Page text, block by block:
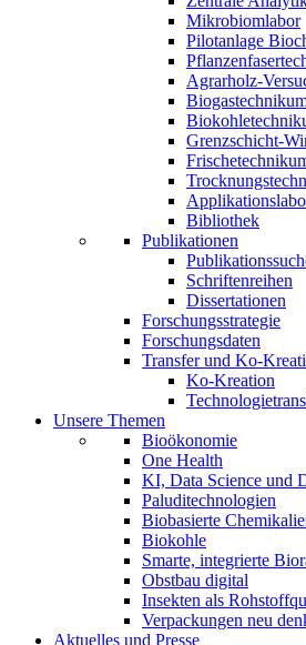
Mikrobiomlabor
Pilotanlage
Agrarholz-
Grenzschicht-
Bibliothek
Publikationen
Schriftenreihen
Dissertationen
Forschungsstrategie
Forschungsdaten
Transfer und Ko-
Ko-Kreation
Unsere Themen
Bioökonomie
One Health
KI, Data Science und
Paluditechnologien
Biobasierte
Biokohle
Smarte, integrierte
Obstbau digital
Insekten als
Verpackungen neu
Aktuelles und Presse